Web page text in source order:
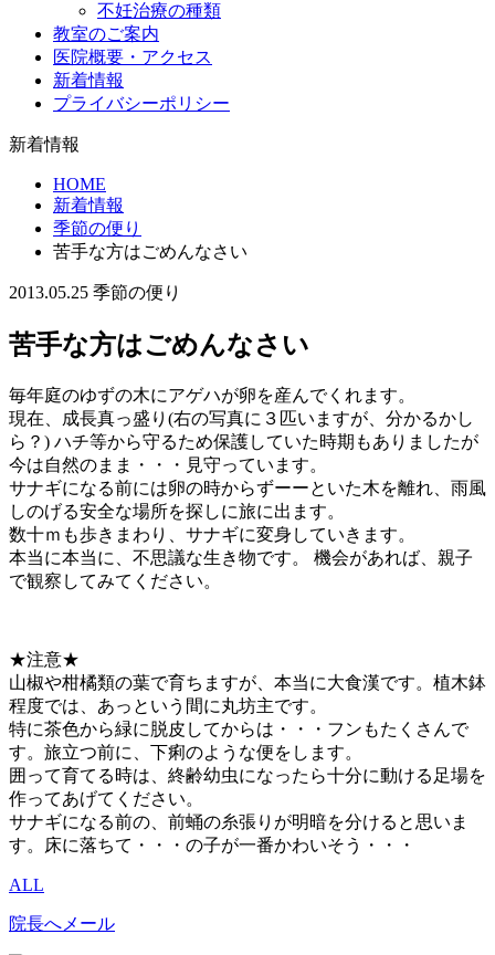
不妊治療の種類
教室のご案内
医院概要・アクセス
新着情報
プライバシーポリシー
新着情報
HOME
新着情報
季節の便り
苦手な方はごめんなさい
2013.05.25 季節の便り
苦手な方はごめんなさい
毎年庭のゆずの木にアゲハが卵を産んでくれます。
現在、成長真っ盛り(右の写真に３匹いますが、分かるかし
ら？) ハチ等から守るため保護していた時期もありましたが
今は自然のまま・・・見守っています。
サナギになる前には卵の時からずーーといた木を離れ、雨風
しのげる安全な場所を探しに旅に出ます。
数十ｍも歩きまわり、サナギに変身していきます。
本当に本当に、不思議な生き物です。 機会があれば、親子
で観察してみてください。
★注意★
山椒や柑橘類の葉で育ちますが、本当に大食漢です。植木鉢
程度では、あっという間に丸坊主です。
特に茶色から緑に脱皮してからは・・・フンもたくさんで
す。旅立つ前に、下痢のような便をします。
囲って育てる時は、終齢幼虫になったら十分に動ける足場を
作ってあげてください。
サナギになる前の、前蛹の糸張りが明暗を分けると思いま
す。床に落ちて・・・の子が一番かわいそう・・・
ALL
院長へメール